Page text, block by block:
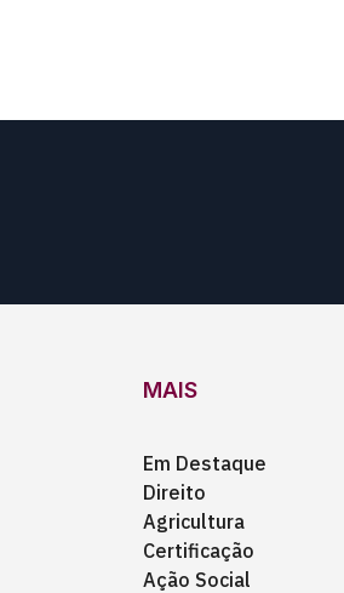
MAIS
Em Destaque
Direito
Agricultura
Certificação
Ação Social